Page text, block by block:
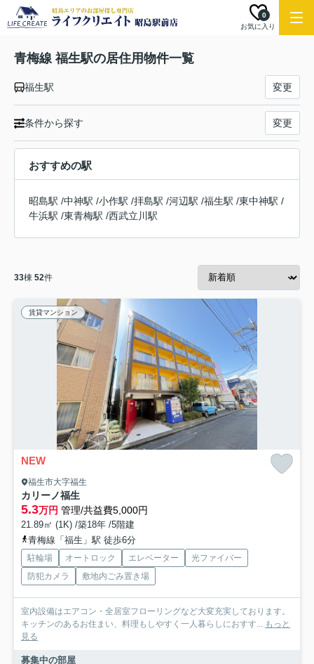
お気に入り
0
青梅線 福生駅の居住用物件一覧
福生駅 変更
条件から探す 変更
おすすめの駅
昭島駅 /中神駅 /小作駅 /拝島駅 /河辺駅 /福生駅 /東中神駅 /
牛浜駅 /東青梅駅 /西武立川駅
33棟 52件
賃貸マンション
NEW
福生市大字福生
カリーノ福生
5.3万円 管理/共益費5,000円
21.89㎡ (1K) /築18年 /5階建
青梅線「福生」駅 徒歩6分
駐輪場 オートロック エレベーター
光ファイバー
防犯カメラ
敷地内ごみ置き場
室内設備はエアコン・全居室フローリングなど大変充実しております。
キッチンのあるお住まい、料理もしやすく一人暮らしにおすす... もっと
見る
募集中の部屋